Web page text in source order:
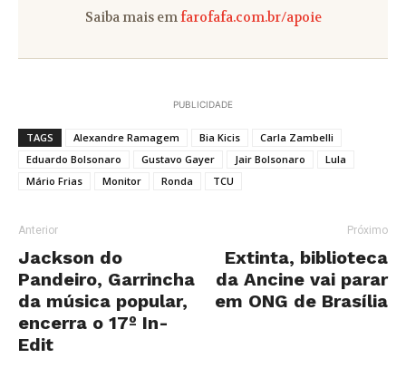
Saiba mais emfarofafa.com.br/apoie
PUBLICIDADE
TAGS Alexandre Ramagem Bia Kicis
Carla Zambelli
Eduardo Bolsonaro
Gustavo Gayer Jair Bolsonaro
Lula
Mário Frias
Monitor Ronda TCU
Anterior
Jackson do
Pandeiro, Garrincha
da música popular,
encerra o 17º In-
Edit
Próximo
Extinta, biblioteca
da Ancine vai parar
em ONG de Brasília